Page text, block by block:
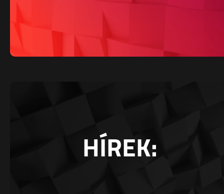
HÍREK: